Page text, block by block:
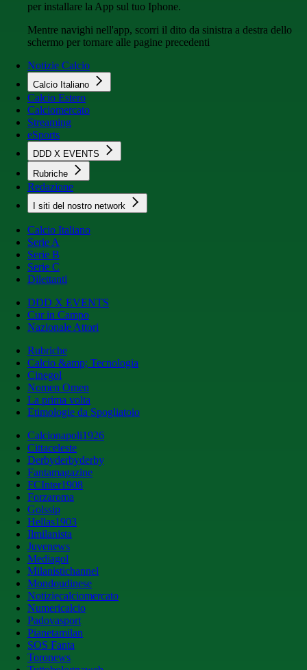
per installare la App sul tuo Iphone.
Mentre navighi nell'app, scorri il dito da sinistra a destra dello
schermo per tornare alle pagine precedenti
Notizie Calcio
Calcio Italiano
Calcio Estero
Calciomercato
Streaming
eSports
DDD X EVENTS
Rubriche
Redazione
I siti del nostro network
Calcio Italiano
Serie A
Serie B
Serie C
Dilettanti
DDD X EVENTS
Cur in Campo
Nazionale Attori
Rubriche
Calcio &amp; Tecnologia
Cinegol
Nomen Omen
La prima volta
Etimologie da Spogliatoio
Calcionapoli1926
Cittaceleste
Derbyderbyderby
Fantamagazine
FCInter1908
Forzaroma
Golssip
Hellas1903
Ilmilanista
Juvenews
Mediagol
Milanistichannel
Mondoudinese
Notiziecalciomercato
Numericalcio
Padovasport
Pianetamilan
SOS Fanta
Toronews